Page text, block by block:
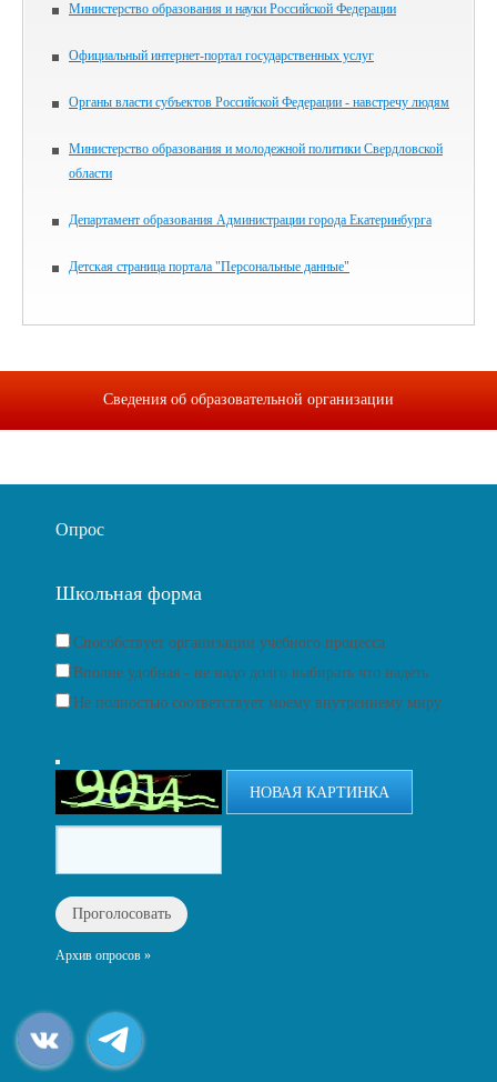
Министерство образования и науки Российской Федерации
Официальный интернет-портал государственных услуг
Органы власти субъектов Российской Федерации - навстречу людям
Министерство образования и молодежной политики Свердловской
области
Департамент образования Администрации города Екатеринбурга
Детская страница портала "Персональные данные"
Сведения об образовательной организации
Опрос
Школьная форма
Способствует организации учебного процесса
Вполне удобная - не надо долго выбирать что надеть
Не полностью соответствует моему внутреннему миру
НОВАЯ КАРТИНКА
Архив опросов »